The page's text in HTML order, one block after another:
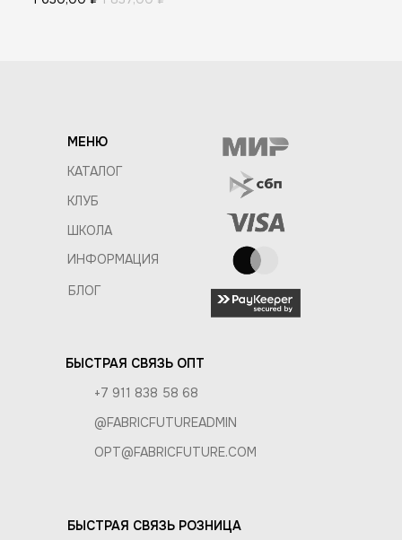
МЕНЮ
КАТАЛОГ
КЛУБ
ШКОЛА
ИНФОРМАЦИЯ
БЛОГ
БЫСТРАЯ СВЯЗЬ ОПТ
+7 911 838 58 68
@FABRICFUTUREADMIN
OPT@FABRICFUTURE.COM
БЫСТРАЯ СВЯЗЬ РОЗНИЦА